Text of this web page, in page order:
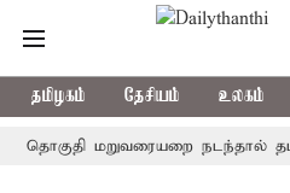
தமிழகம் தேசியம் உலகம்
தொகுதி மறுவரையறை நடந்தால்